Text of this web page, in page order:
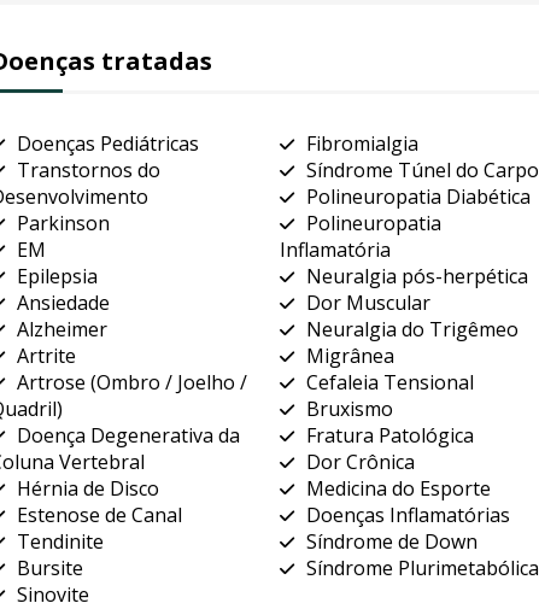
tratadas
Doenças Pediátricas
Transtornos do
Parkinson
EM
Epilepsia
Ansiedade
Alzheimer
Artrite
Artrose (Ombro / Joelho /
Doença Degenerativa da
Vertebral
Hérnia de Disco
Estenose de Canal
Tendinite
Bursite
Sinovite
Fibromialgia
Síndrome Túnel do Carpo
Polineuropatia Diabética
Polineuropatia
Inflamatória
Neuralgia pós-herpética
Dor Muscular
Neuralgia do Trigêmeo
Migrânea
Cefaleia Tensional
Bruxismo
Fratura Patológica
Dor Crônica
Medicina do Esporte
Doenças Inflamatórias
Síndrome de Down
Síndrome Plurimetabólica